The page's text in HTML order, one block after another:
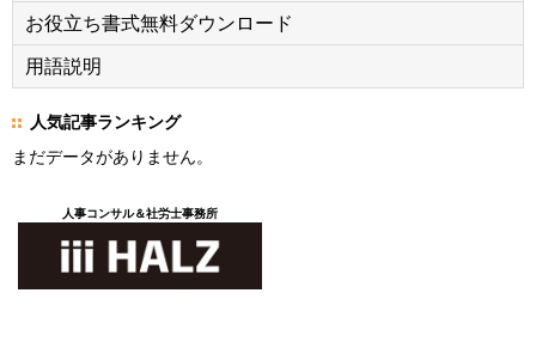
お役立ち書式無料ダウンロード
用語説明
人気記事ランキング
まだデータがありません。
人事コンサル＆社労士事務所